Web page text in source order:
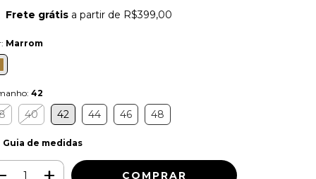
Frete grátis a partir de R$399,00
Marrom
42
40 42 44 46 48
Guia de medidas